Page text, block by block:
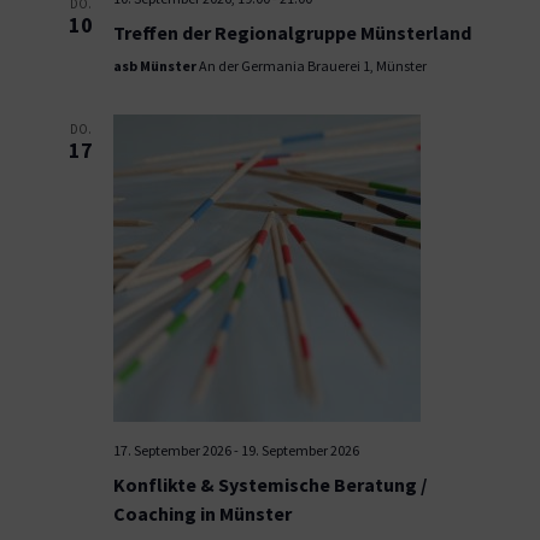
DO.
10 Treffen der Regionalgruppe Münsterland
asb MünsterAn der Germania Brauerei 1, Münster
DO.
17
17. September 2026- 19. September 2026
Konflikte & Systemische Beratung /
Coaching in Münster